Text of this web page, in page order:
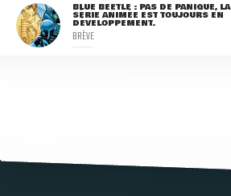
BLUE BEETLE : PAS DE PANIQUE, LA
SÉRIE ANIMÉE EST TOUJOURS EN
DÉVELOPPEMENT.
BRÈVE